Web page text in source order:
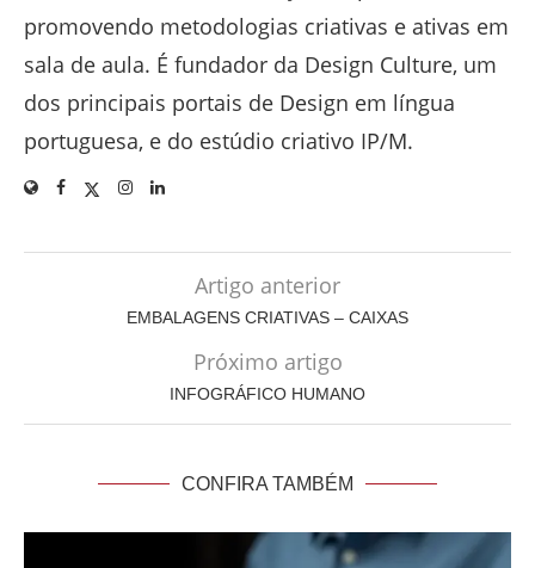
promovendo metodologias criativas e ativas em
sala de aula. É fundador da Design Culture, um
dos principais portais de Design em língua
portuguesa, e do estúdio criativo IP/M.
Artigo anterior
EMBALAGENS CRIATIVAS – CAIXAS
Próximo artigo
INFOGRÁFICO HUMANO
CONFIRA TAMBÉM